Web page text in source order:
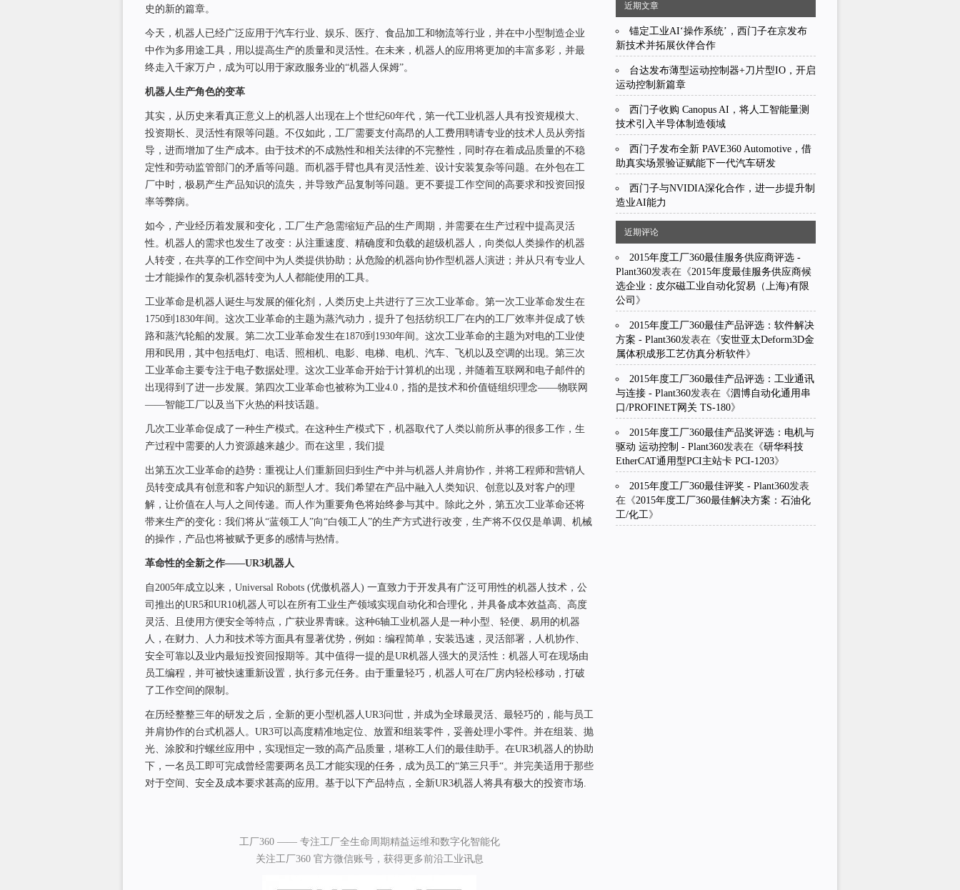
史的新的篇章。
今天，机器人已经广泛应用于汽车行业、娱乐、医疗、食品加工和物流等行业，并在中小型制造企业
中作为多用途工具，用以提高生产的质量和灵活性。在未来，机器人的应用将更加的丰富多彩，并最
终走入千家万户，成为可以用于家政服务业的“机器人保姆”。
机器人生产角色的变革
其实，从历史来看真正意义上的机器人出现在上个世纪60年代，第一代工业机器人具有投资规模大、
投资期长、灵活性有限等问题。不仅如此，工厂需要支付高昂的人工费用聘请专业的技术人员从旁指
导，进而增加了生产成本。由于技术的不成熟性和相关法律的不完整性，同时存在着成品质量的不稳
定性和劳动监管部门的矛盾等问题。而机器手臂也具有灵活性差、设计安装复杂等问题。在外包在工
厂中时，极易产生产品知识的流失，并导致产品复制等问题。更不要提工作空间的高要求和投资回报
率等弊病。
如今，产业经历着发展和变化，工厂生产急需缩短产品的生产周期，并需要在生产过程中提高灵活
性。机器人的需求也发生了改变：从注重速度、精确度和负载的超级机器人，向类似人类操作的机器
人转变，在共享的工作空间中为人类提供协助；从危险的机器向协作型机器人演进；并从只有专业人
士才能操作的复杂机器转变为人人都能使用的工具。
工业革命是机器人诞生与发展的催化剂，人类历史上共进行了三次工业革命。第一次工业革命发生在
1750到1830年间。这次工业革命的主题为蒸汽动力，提升了包括纺织工厂在内的工厂效率并促成了铁
路和蒸汽轮船的发展。第二次工业革命发生在1870到1930年间。这次工业革命的主题为对电的工业使
用和民用，其中包括电灯、电话、照相机、电影、电梯、电机、汽车、飞机以及空调的出现。第三次
工业革命主要专注于电子数据处理。这次工业革命开始于计算机的出现，并随着互联网和电子邮件的
出现得到了进一步发展。第四次工业革命也被称为工业4.0，指的是技术和价值链组织理念——物联网
——智能工厂以及当下火热的科技话题。
几次工业革命促成了一种生产模式。在这种生产模式下，机器取代了人类以前所从事的很多工作，生
产过程中需要的人力资源越来越少。而在这里，我们提
出第五次工业革命的趋势：重视让人们重新回归到生产中并与机器人并肩协作，并将工程师和营销人
员转变成具有创意和客户知识的新型人才。我们希望在产品中融入人类知识、创意以及对客户的理
解，让价值在人与人之间传递。而人作为重要角色将始终参与其中。除此之外，第五次工业革命还将
带来生产的变化：我们将从“蓝领工人”向“白领工人”的生产方式进行改变，生产将不仅仅是单调、机械
的操作，产品也将被赋予更多的感情与热情。
革命性的全新之作——UR3机器人
自2005年成立以来，Universal Robots (优傲机器人) 一直致力于开发具有广泛可用性的机器人技术，公
司推出的UR5和UR10机器人可以在所有工业生产领域实现自动化和合理化，并具备成本效益高、高度
灵活、且使用方便安全等特点，广获业界青睐。这种6轴工业机器人是一种小型、轻便、易用的机器
人，在财力、人力和技术等方面具有显著优势，例如：编程简单，安装迅速，灵活部署，人机协作、
安全可靠以及业内最短投资回报期等。其中值得一提的是UR机器人强大的灵活性：机器人可在现场由
员工编程，并可被快速重新设置，执行多元任务。由于重量轻巧，机器人可在厂房内轻松移动，打破
了工作空间的限制。
在历经整整三年的研发之后，全新的更小型机器人UR3问世，并成为全球最灵活、最轻巧的，能与员工
并肩协作的台式机器人。UR3可以高度精准地定位、放置和组装零件，妥善处理小零件。并在组装、抛
光、涂胶和拧螺丝应用中，实现恒定一致的高产品质量，堪称工人们的最佳助手。在UR3机器人的协助
下，一名员工即可完成曾经需要两名员工才能实现的任务，成为员工的“第三只手“。并完美适用于那些
对于空间、安全及成本要求甚高的应用。基于以下产品特点，全新UR3机器人将具有极大的投资市场.
工厂360 —— 专注工厂全生命周期精益运维和数字化智能化
关注工厂360 官方微信账号，获得更多前沿工业讯息
近期文章
锚定工业AI‘操作系统’，西门子在京发布
新技术并拓展伙伴合作
台达发布薄型运动控制器+刀片型IO，开启
运动控制新篇章
西门子收购 Canopus AI，将人工智能量测
技术引入半导体制造领域
西门子发布全新 PAVE360 Automotive，借
助真实场景验证赋能下一代汽车研发
西门子与NVIDIA深化合作，进一步提升制
造业AI能力
近期评论
2015年度工厂360最佳服务供应商评选 -
Plant360发表在《2015年度最佳服务供应商候
选企业：皮尔磁工业自动化贸易（上海)有限
公司 》
2015年度工厂360最佳产品评选：软件解决
方案 - Plant360发表在《安世亚太Deform3D金
属体积成形工艺仿真分析软件》
2015年度工厂360最佳产品评选：工业通讯
与连接 - Plant360发表在《泗博自动化通用串
口/PROFINET网关 TS-180》
2015年度工厂360最佳产品奖评选：电机与
驱动 运动控制 - Plant360发表在《研华科技
EtherCAT通用型PCI主站卡 PCI-1203》
2015年度工厂360最佳评奖 - Plant360发表
在《2015年度工厂360最佳解决方案：石油化
工/化工》